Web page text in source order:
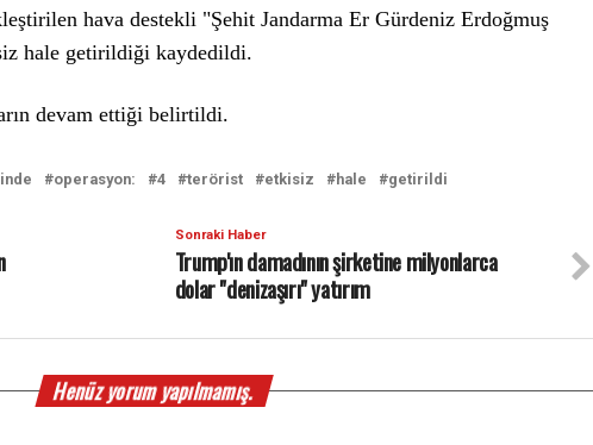
hava destekli "Şehit Jandarma Er Gürdeniz Erdoğmuş
hale getirildiği kaydedildi.
devam ettiği belirtildi.
operasyon: 4 terörist etkisiz hale getirildi
Sonraki Haber
Trump'ın damadının şirketine milyonlarca
dolar "denizaşırı" yatırım
Henüz yorum yapılmamış.